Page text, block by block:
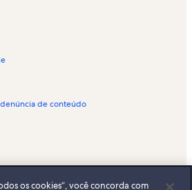
End
Maverick Square - Paris Street
Square
de conteúdo
os cookies”, você concorda com